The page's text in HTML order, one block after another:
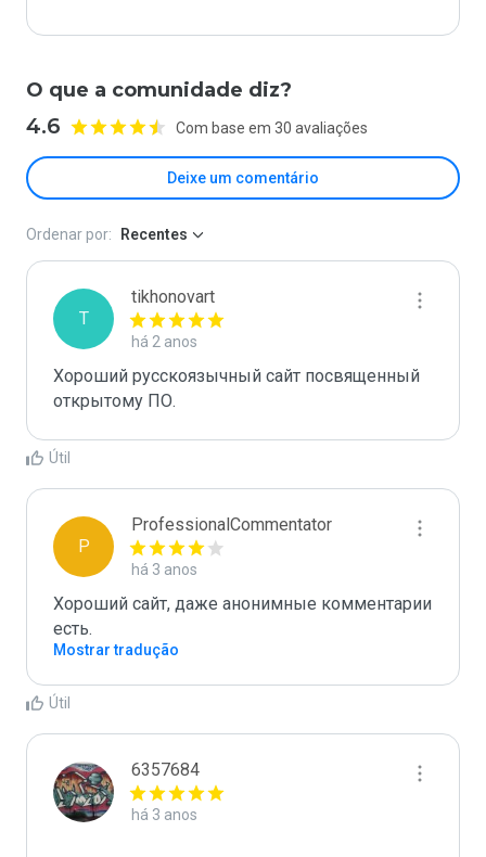
O que a comunidade diz?
4.6 Com base em 30 avaliações
Deixe um comentário
Ordenar por: Recentes
T
tikhonovart
há 2 anos
Хороший русскоязычный сайт посвященный
открытому ПО.
Útil
P
ProfessionalCommentator
há 3 anos
Хороший сайт, даже анонимные комментарии
есть.
Mostrar tradução
Útil
6357684
há 3 anos